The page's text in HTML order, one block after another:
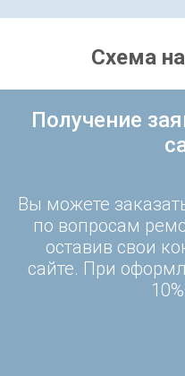
Схема
Получение
Вы можете
по вопросам
оставив свои
сайте. При